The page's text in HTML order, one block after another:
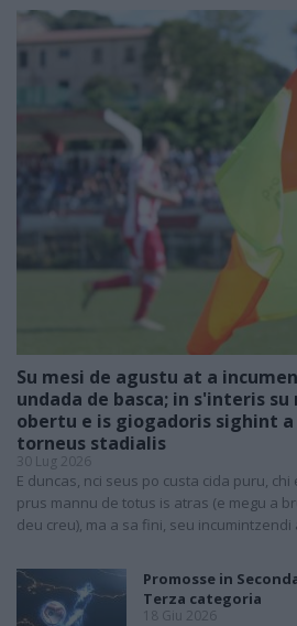
Su mesi de agustu at a
undada de basca; in s'interis
obertu e is giogadoris sighint a
torneus stadialis
30 Lug 2026
E duncas, nci seus po custa cida puru,
prus mannu de totus is atras (e megu a
deu creu), ma a sa fini, seu
Promosse in
Terza categoria
18 Giu 2026